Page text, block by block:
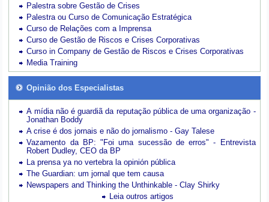
Palestra sobre Gestão de Crises
Palestra ou Curso de Comunicação Estratégica
Curso de Relações com a Imprensa
Curso de Gestão de Riscos e Crises Corporativas
Curso in Company de Gestão de Riscos e Crises Corporativas
Media Training
Opinião dos Especialistas
A mídia não é guardiã da reputação pública de uma organização -
Jonathan Boddy
A crise é dos jornais e não do jornalismo - Gay Talese
Vazamento da BP: "Foi uma sucessão de erros" - Entrevista
Robert Dudley, CEO da BP
La prensa ya no vertebra la opinión pública
The Guardian: um jornal que tem causa
Newspapers and Thinking the Unthinkable - Clay Shirky
Leia outros artigos